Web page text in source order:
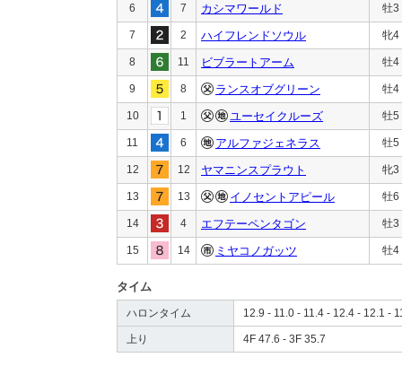
6 7 カシマワールド 牡3
7 2 ハイフレンドソウル 牝4
8 11 ビブラートアーム 牡4
9 8 ランスオブグリーン 牡4
10 1 ユーセイクルーズ 牡5
11 6 アルファジェネラス 牡5
12 12 ヤマニンスプラウト 牝3
13 13 イノセントアピール 牡6
14 4 エフテーペンタゴン 牡3
15 14 ミヤコノガッツ 牡4
タイム
ハロンタイム 12.9 - 11.0 - 11.4 - 12.4 - 12.1 -
上り 4F 47.6 - 3F 35.7